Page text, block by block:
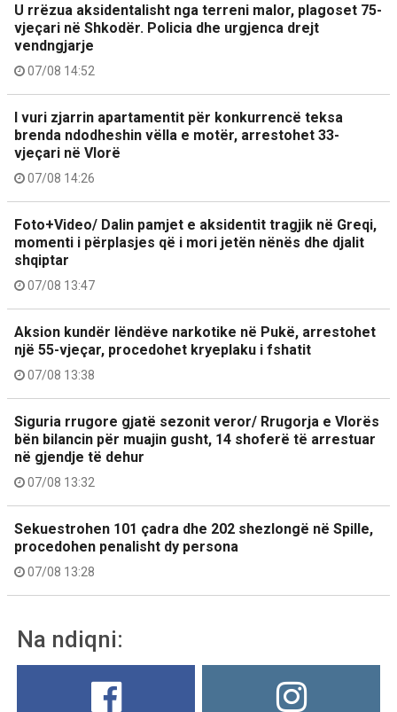
U rrëzua aksidentalisht nga terreni malor, plagoset 75-
vjeçari në Shkodër. Policia dhe urgjenca drejt
vendngjarje
07/08 14:52
I vuri zjarrin apartamentit për konkurrencë teksa
brenda ndodheshin vëlla e motër, arrestohet 33-
vjeçari në Vlorë
07/08 14:26
Foto+Video/ Dalin pamjet e aksidentit tragjik në Greqi,
momenti i përplasjes që i mori jetën nënës dhe djalit
shqiptar
07/08 13:47
Aksion kundër lëndëve narkotike në Pukë, arrestohet
një 55-vjeçar, procedohet kryeplaku i fshatit
07/08 13:38
Siguria rrugore gjatë sezonit veror/ Rrugorja e Vlorës
bën bilancin për muajin gusht, 14 shoferë të arrestuar
në gjendje të dehur
07/08 13:32
Sekuestrohen 101 çadra dhe 202 shezlongë në Spille,
procedohen penalisht dy persona
07/08 13:28
Na ndiqni: